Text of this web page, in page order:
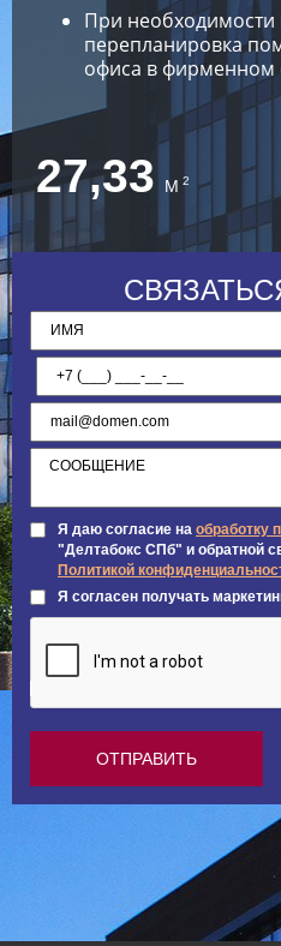
При
перепланировка
офиса в фирменном
27,33 М 2
Я даю согласие на обработку
"Делтабокс СПб" и обратной
Политикой
Я согласен получать